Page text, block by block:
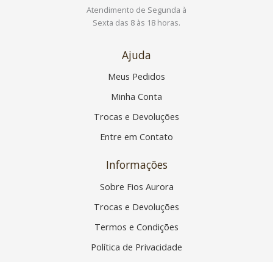
Atendimento de Segunda à
Sexta das 8 às 18 horas.
Ajuda
Meus Pedidos
Minha Conta
Trocas e Devoluções
Entre em Contato
Informações
Sobre Fios Aurora
Trocas e Devoluções
Termos e Condições
Política de Privacidade